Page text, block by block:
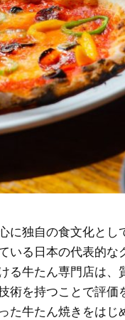
に独自の食文化とし
いる日本の代表的な
る牛たん専門店は
術を持つことで評価
た牛たん焼きをはじ